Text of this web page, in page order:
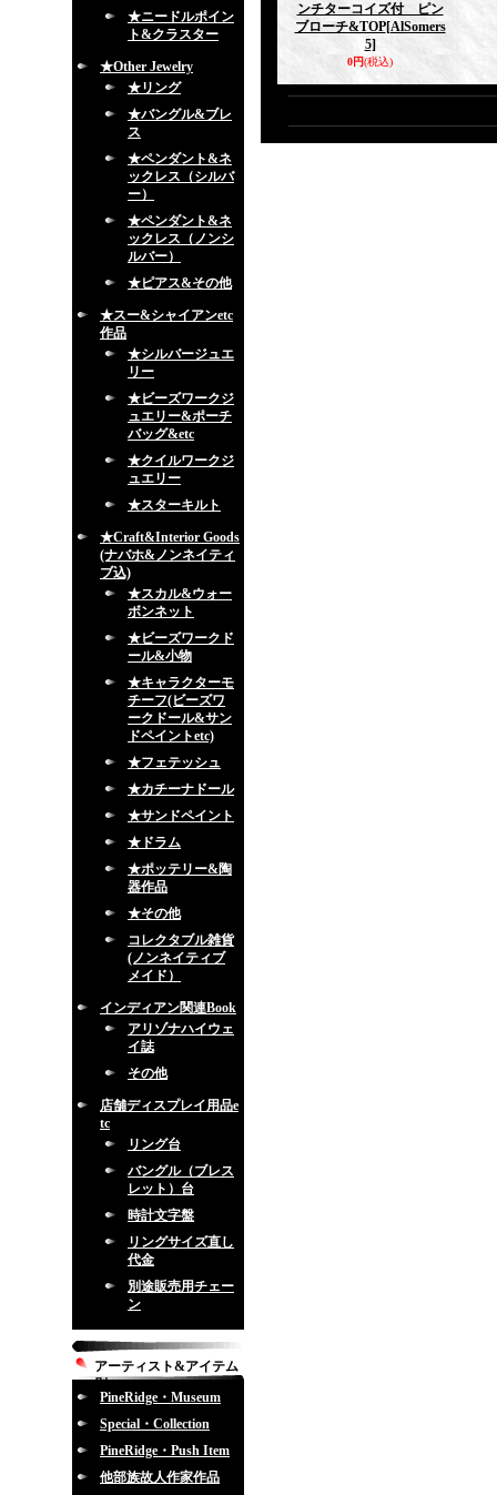
★ニードルポイン
ト&クラスター
★Other Jewelry
★リング
★バングル&ブレ
ス
★ペンダント&ネ
ックレス（シルバ
ー）
★ペンダント&ネ
ックレス（ノンシ
ルバー）
★ピアス&その他
★スー&シャイアンetc
作品
★シルバージュエ
リー
★ビーズワークジ
ュエリー&ポーチ
バッグ&etc
★クイルワークジ
ュエリー
★スターキルト
★Craft&Interior Goods
(ナバホ&ノンネイティ
ブ込)
★スカル&ウォー
ボンネット
★ビーズワークド
ール&小物
★キャラクターモ
チーフ(ビーズワ
ークドール&サン
ドペイントetc)
★フェテッシュ
★カチーナドール
★サンドペイント
★ドラム
★ポッテリー&陶
器作品
★その他
コレクタブル雑貨
(ノンネイティブ
メイド）
インディアン関連Book
アリゾナハイウェ
イ誌
その他
店舗ディスプレイ用品e
tc
リング台
バングル（ブレス
レット）台
時計文字盤
リングサイズ直し
代金
別途販売用チェー
ン
アーティスト&アイテム
別
PineRidge・Museum
Special・Collection
PineRidge・Push Item
他部族故人作家作品
ンチターコイズ付 ピン
ブローチ&TOP[AlSomers
5]
0円(税込)